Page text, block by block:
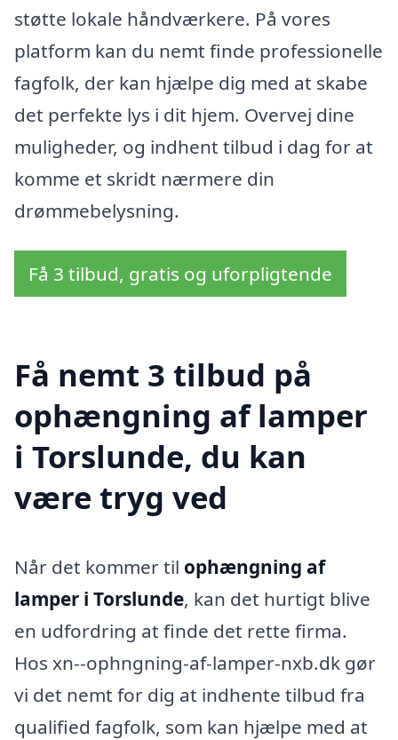
støtte lokale håndværkere. På vores
platform kan du nemt finde professionelle
fagfolk, der kan hjælpe dig med at skabe
det perfekte lys i dit hjem. Overvej dine
muligheder, og indhent tilbud i dag for at
komme et skridt nærmere din
drømmebelysning.
Få 3 tilbud, gratis og uforpligtende
Få nemt 3 tilbud på
ophængning af lamper
i Torslunde, du kan
være tryg ved
Når det kommer til ophængning af
lamper i Torslunde, kan det hurtigt blive
en udfordring at finde det rette firma.
Hos xn--ophngning-af-lamper-nxb.dk gør
vi det nemt for dig at indhente tilbud fra
qualified fagfolk, som kan hjælpe med at